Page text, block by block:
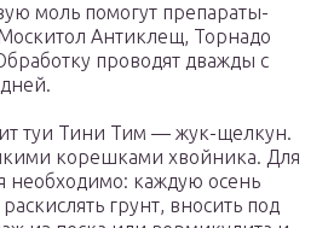
моль помогут препараты-
Антиклещ, Торнадо
проводят дважды с
туи Тини Тим — жук-щелкун.
корешками хвойника. Для
необходимо: каждую осень
грунт, вносить под